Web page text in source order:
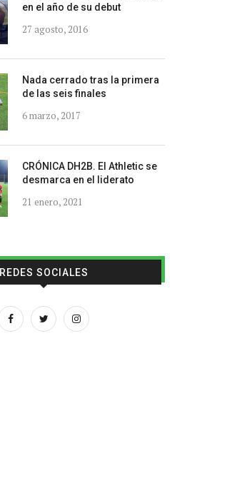
en el año de su debut
27 agosto, 2016
Nada cerrado tras la primera
de las seis finales
6 marzo, 2017
CRÓNICA DH2B. El Athletic se
desmarca en el liderato
21 enero, 2021
REDES SOCIALES